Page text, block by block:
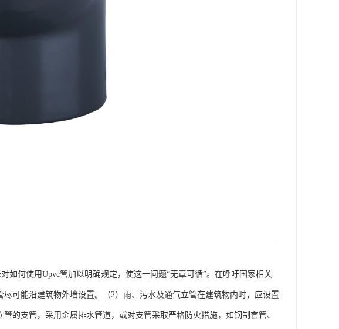
何使用Upvc管加以明确规定，使这一问题“无章可循”。在呼吁国家相关
可能沿建筑物外墙设置。（2）雨、污水及通气立管在建筑物内时，应设置
的支管，采用金属排水管道，或对支管采取严格防火措施，如钢制套管、